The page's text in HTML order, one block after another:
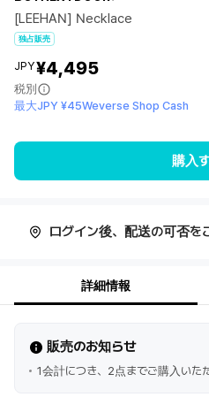
[LEEHAN] Necklace
独占販売
JPY¥4,495
税別
最大JPY ¥45Weverse Shop Cash
購入
ログイン後、配送の可否を
詳細情報
販売のお知らせ
1会計につき、2点までご購入いた